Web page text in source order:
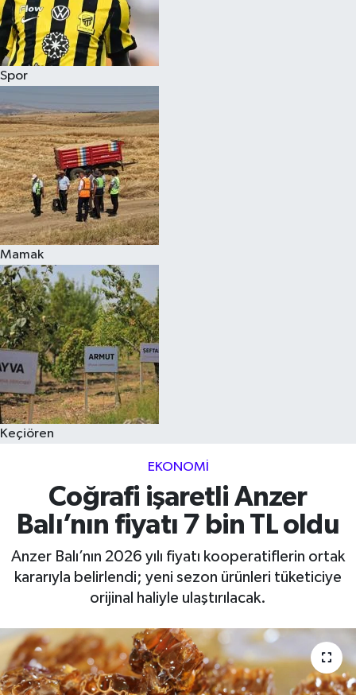
Spor
Mamak
Keçiören
EKONOMI
Coğrafi işaretli Anzer
Balı’nın fiyatı 7 bin TL oldu
Anzer Balı’nın 2026 yılı fiyatı kooperatiflerin ortak
kararıyla belirlendi; yeni sezon ürünleri tüketiciye
orijinal haliyle ulaştırılacak.